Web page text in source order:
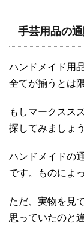
手芸用品の
ハンドメイド用
全てが揃うとは
もしマークスス
探してみましょう
ハンドメイドの
です。ものによ
ただ、実物を見
思っていたのと